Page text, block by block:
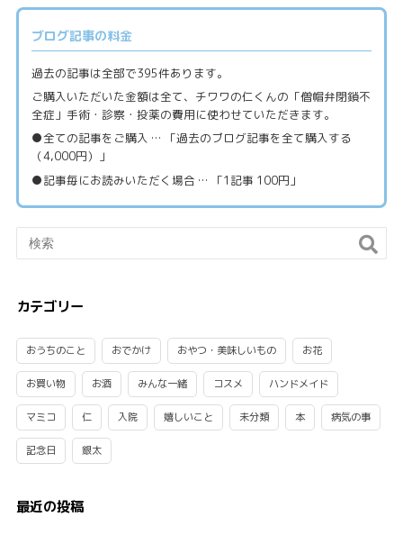
ブログ記事の料金
過去の記事は全部で395件あります。
ご購入いただいた金額は全て、チワワの仁くんの「僧帽弁閉鎖不
全症」手術・診察・投薬の費用に使わせていただきます。
●全ての記事をご購入 … 「過去のブログ記事を全て購入する
（4,000円）」
●記事毎にお読みいただく場合 … 「1記事 100円」
カテゴリー
おうちのこと おでかけ おやつ・美味しいもの お花
お買い物 お酒 みんな一緒 コスメ ハンドメイド
マミコ 仁 入院 嬉しいこと 未分類 本 病気の事
記念日 銀太
最近の投稿